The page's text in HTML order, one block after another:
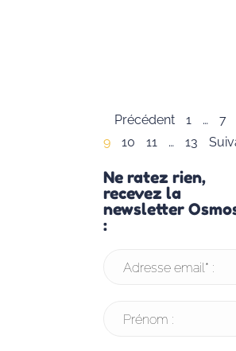
Précédent 1 … 7
9
10 11 … 13
Ne ratez rien,
recevez la
newsletter
:
Adresse email* :
Prénom :